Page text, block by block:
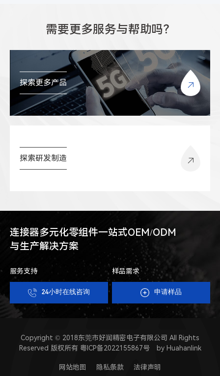
需要更多服务与帮助吗？
探索更多产品
探索研发制造
连接器多元化零组件一站式OEM/ODM
与生产解决方案
服务支持
24小时在线咨询
样品需求
申请样品
Copyright © 2018东莞市好润精密电子有限公司 All Rights
Reserved 版权所有 粤ICP备2022155867号 by Huahanlink
网站地图 隐私条款 法律声明